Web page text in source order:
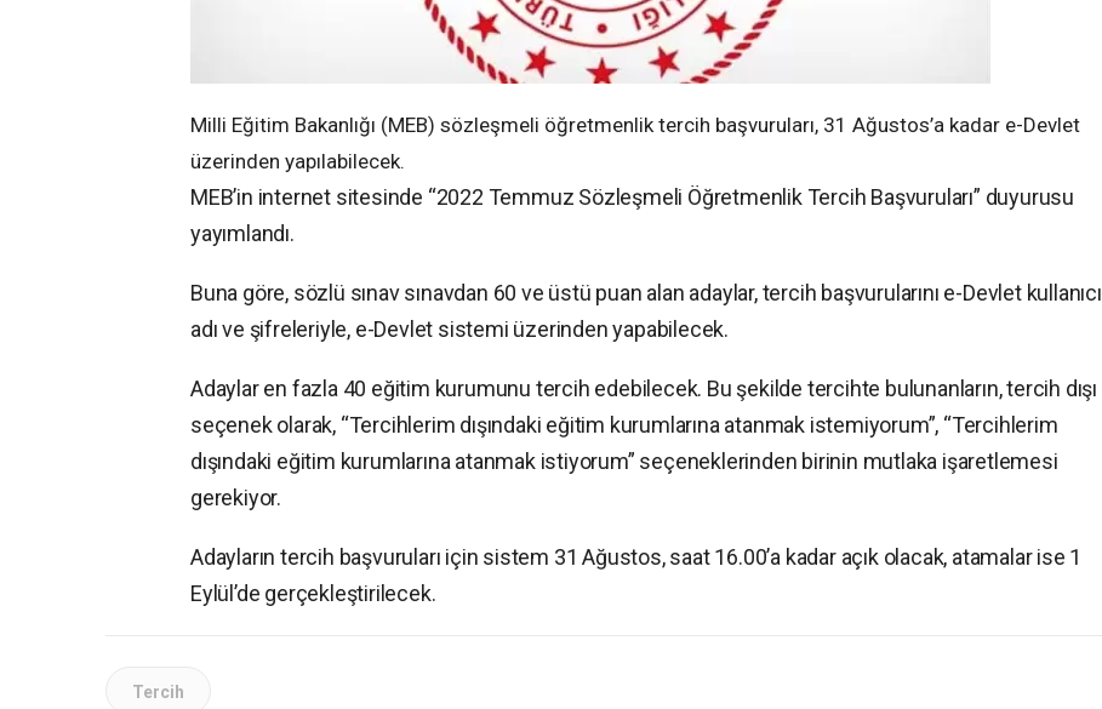
Milli Eğitim Bakanlığı (MEB) sözleşmeli öğretmenlik tercih başvuruları, 31 Ağustos’a kadar e-Devlet
üzerinden yapılabilecek.
MEB’in internet sitesinde “2022 Temmuz Sözleşmeli Öğretmenlik Tercih Başvuruları” duyurusu
yayımlandı.
Buna göre, sözlü sınav sınavdan 60 ve üstü puan alan adaylar, tercih başvurularını e-Devlet kullanıcı
adı ve şifreleriyle, e-Devlet sistemi üzerinden yapabilecek.
Adaylar en fazla 40 eğitim kurumunu tercih edebilecek. Bu şekilde tercihte bulunanların, tercih dışı
seçenek olarak, “Tercihlerim dışındaki eğitim kurumlarına atanmak istemiyorum”, “Tercihlerim
dışındaki eğitim kurumlarına atanmak istiyorum” seçeneklerinden birinin mutlaka işaretlemesi
gerekiyor.
Adayların tercih başvuruları için sistem 31 Ağustos, saat 16.00’a kadar açık olacak, atamalar ise 1
Eylül’de gerçekleştirilecek.
Tercih